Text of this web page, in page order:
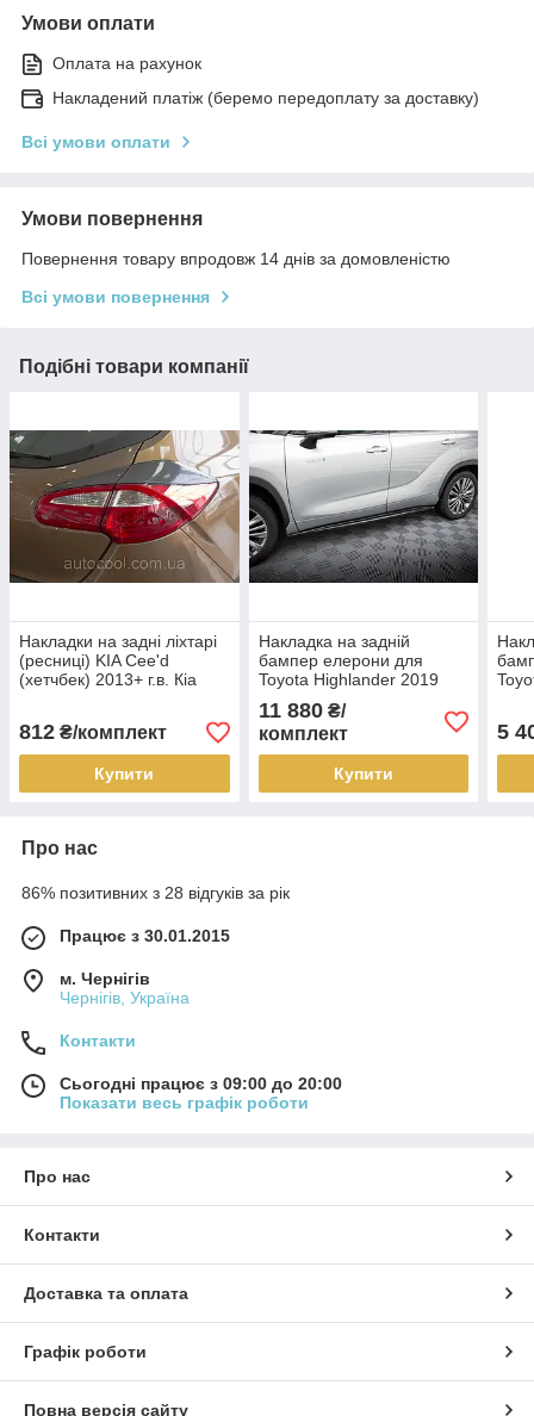
Умови оплати
Оплата на рахунок
Накладений платіж (беремо передоплату за доставку)
Всі умови оплати
Умови повернення
Повернення товару впродовж 14 днів за домовленістю
Всі умови повернення
Подібні товари компанії
Накладки на задні ліхтарі
(ресниці) KIA Cee'd
(хетчбек) 2013+ г.в. Кіа
812 ₴/комплект
Купити
Накладка на задній
бампер елерони для
Toyota Highlander 2019
р.в. Тойота Хайлендер
11 880₴/
комплект
Купити
5
Про нас
86% позитивних з 28 відгуків за рік
Працює з 30.01.2015
м. Чернігів
Чернігів, Україна
Контакти
Сьогодні працює з 09:00 до 20:00
Показати весь графік роботи
Про нас
Контакти
Доставка та оплата
Графік роботи
Повна версія сайту